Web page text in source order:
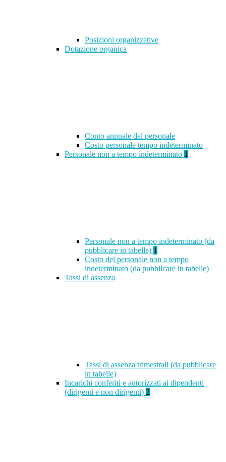
Posizioni organizzative
Dotazione organica
Conto annuale del personale
Costo personale tempo indeterminato
Personale non a tempo indeterminato 1
Personale non a tempo indeterminato (da
pubblicare in tabelle) 1
Costo del personale non a tempo
indeterminato (da pubblicare in tabelle)
Tassi di assenza
Tassi di assenza trimestrali (da pubblicare
in tabelle)
Incarichi conferiti e autorizzati ai dipendenti
(dirigenti e non dirigenti) 2